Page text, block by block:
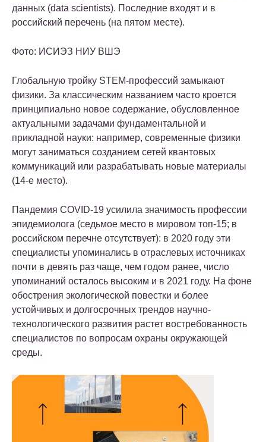
данных (data scientists). Последние входят и в
российский перечень (на пятом месте).
Фото: ИСИЭЗ НИУ ВШЭ
Глобальную тройку STEM-профессий замыкают
физики. За классическим названием часто кроется
принципиально новое содержание, обусловленное
актуальными задачами фундаментальной и
прикладной науки: например, современные физики
могут заниматься созданием сетей квантовых
коммуникаций или разрабатывать новые материалы
(14-е место).
Пандемия COVID-19 усилила значимость профессии
эпидемиолога (седьмое место в мировом топ-15; в
российском перечне отсутствует): в 2020 году эти
специалисты упоминались в отраслевых источниках
почти в девять раз чаще, чем годом ранее, число
упоминаний осталось высоким и в 2021 году. На фоне
обострения экологической повестки и более
устойчивых и долгосрочных трендов научно-
технологического развития растет востребованность
специалистов по вопросам охраны окружающей
среды.